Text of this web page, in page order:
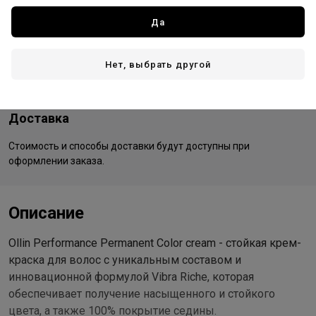
Россия - страна бренда
Доставка
Стоимость и способы доставки будут доступны при
оформлении заказа.
Описание
Ollin Performance Permanent Color cream - стойкая крем-
краска для волос с уникальным составом и
инновационной формулой Vibra Riche, которая
обеспечивает получение насыщенного и стойкого
цвета, а также 100% покрытие седины.
Да
Нет, выбрать другой